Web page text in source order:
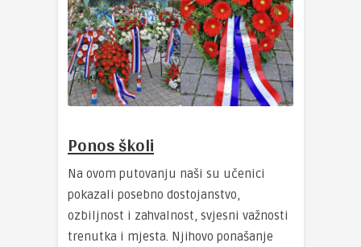
Ponos školi
Na ovom putovanju naši su učenici
pokazali posebno dostojanstvo,
ozbiljnost i zahvalnost, svjesni važnosti
trenutka i mjesta. Njihovo ponašanje